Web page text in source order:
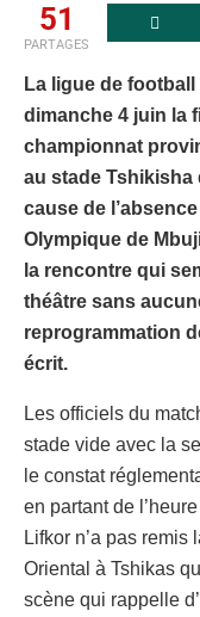
51
PARTAGES
La ligue de
dimanche 4 juin la
championnat
au stade Tshikisha
cause de
Olympique de
la rencontre qui
théâtre sans
reprogrammation
écrit.
Les officiels du
stade vide avec la
le constat
en partant de
Lifkor n’a pas
Oriental à Tshikas
scène qui rappelle